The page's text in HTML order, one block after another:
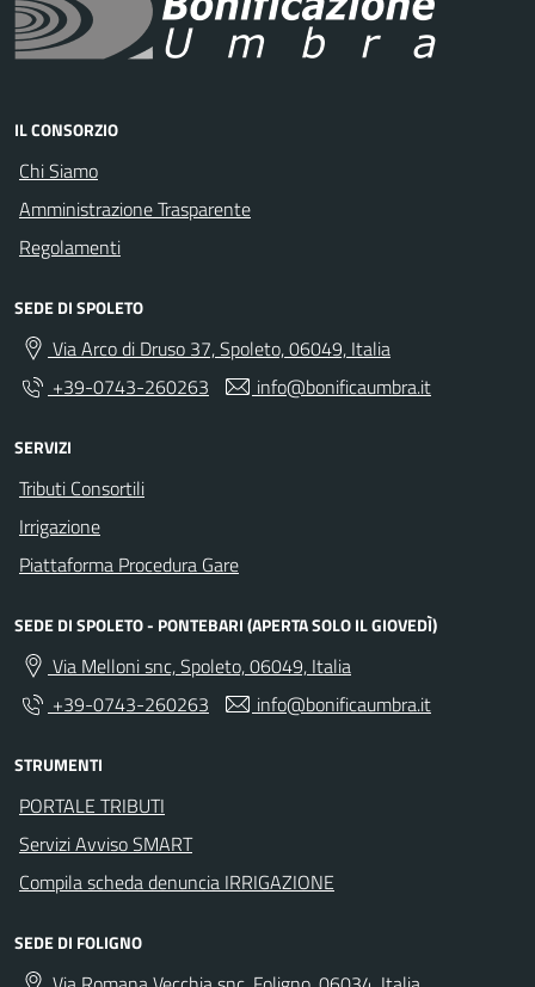
IL CONSORZIO
Chi Siamo
Amministrazione Trasparente
Regolamenti
SEDE DI SPOLETO
Via Arco di Druso 37, Spoleto, 06049, Italia
+39-0743-260263
info@bonificaumbra.it
SERVIZI
Tributi Consortili
Irrigazione
Piattaforma Procedura Gare
SEDE DI SPOLETO - PONTEBARI (APERTA SOLO IL GIOVEDÌ)
Via Melloni snc, Spoleto, 06049, Italia
+39-0743-260263
info@bonificaumbra.it
STRUMENTI
PORTALE TRIBUTI
Servizi Avviso SMART
Compila scheda denuncia IRRIGAZIONE
SEDE DI FOLIGNO